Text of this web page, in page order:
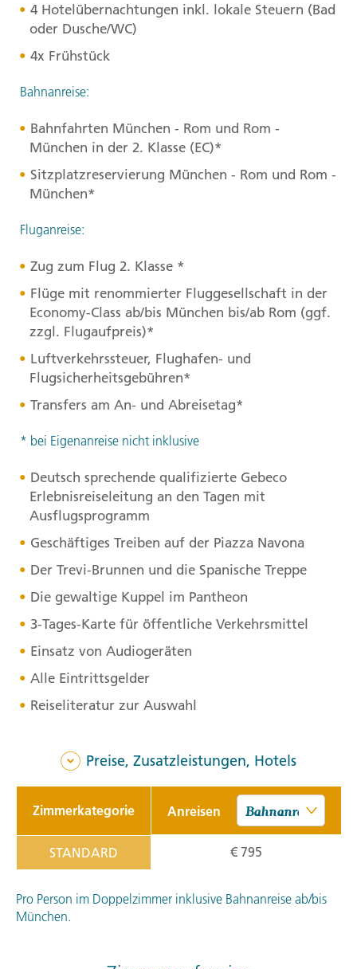
4 Hotelübernachtungen inkl. lokale Steuern (Bad
oder Dusche/WC)
4x Frühstück
Bahnanreise:
Bahnfahrten München - Rom und Rom -
München in der 2. Klasse (EC)*
Sitzplatzreservierung München - Rom und Rom -
München*
Fluganreise:
Zug zum Flug 2. Klasse *
Flüge mit renommierter Fluggesellschaft in der
Economy-Class ab/bis München bis/ab Rom (ggf.
zzgl. Flugaufpreis)*
Luftverkehrssteuer, Flughafen- und
Flugsicherheitsgebühren*
Transfers am An- und Abreisetag*
* bei Eigenanreise nicht inklusive
Deutsch sprechende qualifizierte Gebeco
Erlebnisreiseleitung an den Tagen mit
Ausflugsprogramm
Geschäftiges Treiben auf der Piazza Navona
Der Trevi-Brunnen und die Spanische Treppe
Die gewaltige Kuppel im Pantheon
3-Tages-Karte für öffentliche Verkehrsmittel
Einsatz von Audiogeräten
Alle Eintrittsgelder
Reiseliteratur zur Auswahl
Preise, Zusatzleistungen, Hotels
Zimmerkategorie Anreisen
STANDARD € 795
Pro Person im Doppelzimmer inklusive Bahnanreise ab/bis
München.